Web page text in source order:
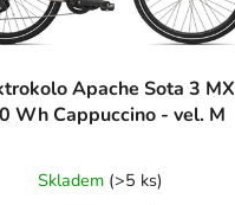
Apache Sota 3 MX
Wh Cappuccino - vel. M
Skladem (>5 ks)